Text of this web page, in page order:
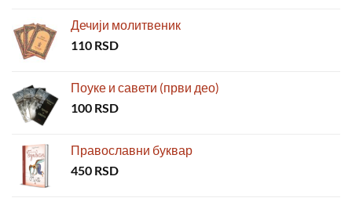
Дечији молитвеник
110 RSD
Поуке и савети (први део)
100 RSD
Православни буквар
450 RSD